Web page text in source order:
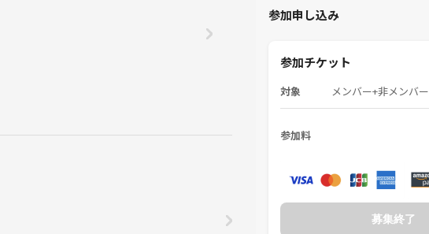
参加申し込み
参加チケット
対象 メンバー+非メンバー
参加料
募集終了